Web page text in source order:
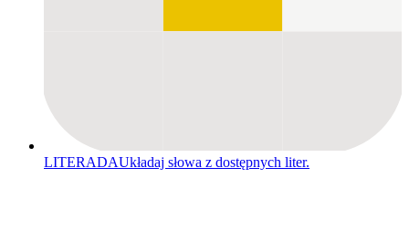
LITERADAUkładaj słowa z dostępnych liter.